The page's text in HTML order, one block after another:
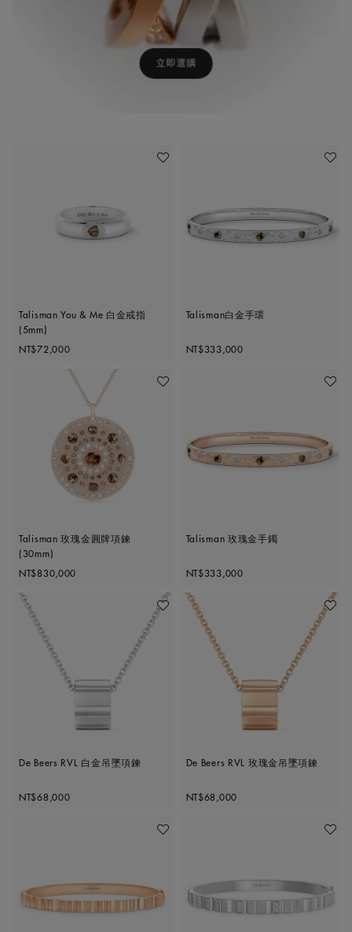
加入喜愛清單
Talisman You & Me 白金戒指
(5mm)
Original price
NT$72,000
加入喜
Talisman白金手環
Original price
NT$333,000
立即選購
加入喜愛清單
Talisman 玫瑰金圓牌項鍊
(30mm)
Original price
NT$830,000
加入喜
Talisman 玫瑰金手鐲
Original price
NT$333,000
加入喜愛清單
De Beers RVL 白金吊墜項鍊
Original price
NT$68,000
加入喜
De Beers RVL 玫瑰金吊墜項鍊
Original price
NT$68,000
加入喜愛清單 加入喜